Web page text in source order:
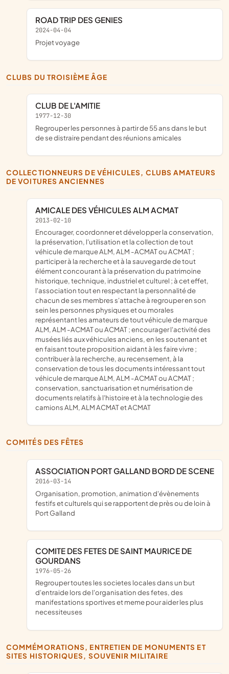
ROAD TRIP DES GENIES
2024-04-04
projet voyage
CLUBS DU TROISIÈME ÂGE
CLUB DE L'AMITIE
1977-12-30
regrouper les personnes à partir de 55 ans dans le but
de se distraire pendant des réunions amicales
COLLECTIONNEURS DE VÉHICULES, CLUBS AMATEURS
DE VOITURES ANCIENNES
AMICALE DES VÉHICULES ALM ACMAT
2013-02-10
encourager, coordonner et développer la conservation,
la préservation, l'utilisation et la collection de tout
véhicule de marque ALM, ALM -ACMAT ou ACMAT ;
participer à la recherche et à la sauvegarde de tout
élément concourant à la préservation du patrimoine
historique, technique, industriel et culturel ; à cet effet,
l'association tout en respectant la personnalité de
chacun de ses membres s'attache à regrouper en son
sein les personnes physiques et ou morales
représentant les amateurs de tout véhicule de marque
ALM, ALM -ACMAT ou ACMAT ; encourager l'activité des
musées liés aux véhicules anciens, en les soutenant et
en faisant toute proposition aidant à les faire vivre ;
contribuer à la recherche, au recensement, à la
conservation de tous les documents intéressant tout
véhicule de marque ALM, ALM -ACMAT ou ACMAT ;
conservation, sanctuarisation et numérisation de
documents relatifs à l'histoire et à la technologie des
camions ALM, ALM ACMAT et ACMAT
COMITÉS DES FÊTES
ASSOCIATION PORT GALLAND BORD DE SCENE
2016-03-14
organisation, promotion, animation d'évènements
festifs et culturels qui se rapportent de près ou de loin à
Port Galland
COMITE DES FETES DE SAINT MAURICE DE
GOURDANS
1976-05-26
regrouper toutes les societes locales dans un but
d'entraide lors de l'organisation des fetes, des
manifestations sportives et meme pour aider les plus
necessiteuses
COMMÉMORATIONS, ENTRETIEN DE MONUMENTS ET
SITES HISTORIQUES, SOUVENIR MILITAIRE